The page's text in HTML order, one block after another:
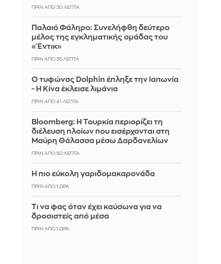
ΠΡΙΝ ΑΠΌ 30 ΛΕΠΤΆ
Παλαιό Φάληρο: Συνελήφθη δεύτερο
μέλος της εγκληματικής ομάδας του
«Έντικ»
ΠΡΙΝ ΑΠΌ 35 ΛΕΠΤΆ
Ο τυφώνας Dolphin έπληξε την Ιαπωνία
- Η Κίνα έκλεισε λιμάνια
ΠΡΙΝ ΑΠΌ 41 ΛΕΠΤΆ
Bloomberg: Η Τουρκία περιορίζει τη
διέλευση πλοίων που εισέρχονται στη
Μαύρη Θάλασσα μέσω Δαρδανελίων
ΠΡΙΝ ΑΠΌ 50 ΛΕΠΤΆ
Η πιο εύκολη γαριδομακαρονάδα
ΠΡΙΝ ΑΠΌ 1 ΏΡΑ
Τι να φας όταν έχει καύσωνα για να
δροσιστείς από μέσα
ΠΡΙΝ ΑΠΌ 1 ΏΡΑ